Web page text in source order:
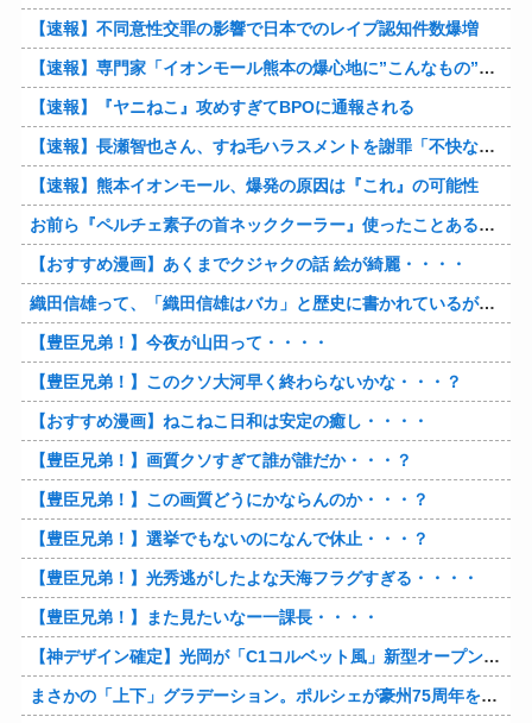
【速報】不同意性交罪の影響で日本でのレイプ認知件数爆増
【速報】専門家「イオンモール熊本の爆心地に”こんなもの”があったんだけど…」
【速報】『ヤニねこ』攻めすぎてBPOに通報される
【速報】長瀬智也さん、すね毛ハラスメントを謝罪「不快な思いをさせて申し訳ありませんでした」
【速報】熊本イオンモール、爆発の原因は『これ』の可能性
お前ら『ペルチェ素子の首ネッククーラー』使ったことあるか？
【おすすめ漫画】あくまでクジャクの話 絵が綺麗・・・・
織田信雄って、「織田信雄はバカ」と歴史に書かれているが今まで家が残っているんでバカではないよな？
【豊臣兄弟！】今夜が山田って・・・・
【豊臣兄弟！】このクソ大河早く終わらないかな・・・？
【おすすめ漫画】ねこねこ日和は安定の癒し・・・・
【豊臣兄弟！】画質クソすぎて誰が誰だか・・・？
【豊臣兄弟！】この画質どうにかならんのか・・・？
【豊臣兄弟！】選挙でもないのになんで休止・・・？
【豊臣兄弟！】光秀逃がしたよな天海フラグすぎる・・・・
【豊臣兄弟！】また見たいなー一課長・・・・
【神デザイン確定】光岡が「C1コルベット風」新型オープンカーの最新ティーザー画像を公開、マツダ・ロードスターの信頼性にレトロな外観がドッキング
まさかの「上下」グラデーション。ポルシェが豪州75周年を祝う特別モデル「911 Turbo S Land Down Under」を発表、1951年の「見果てぬ夢」が内外装に再現